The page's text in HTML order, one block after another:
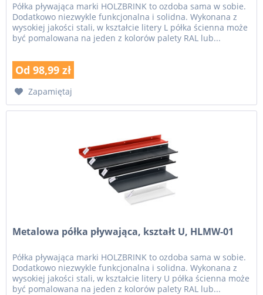
Półka pływająca marki HOLZBRINK to ozdoba sama w sobie.
Dodatkowo niezwykle funkcjonalna i solidna. Wykonana z
wysokiej jakości stali, w kształcie litery L półka ścienna może
być pomalowana na jeden z kolorów palety RAL lub...
Od 98,99 zł
Zapamiętaj
Metalowa półka pływająca, kształt U, HLMW-01
Półka pływająca marki HOLZBRINK to ozdoba sama w sobie.
Dodatkowo niezwykle funkcjonalna i solidna. Wykonana z
wysokiej jakości stali, w kształcie litery U półka ścienna może
być pomalowana na jeden z kolorów palety RAL lub...